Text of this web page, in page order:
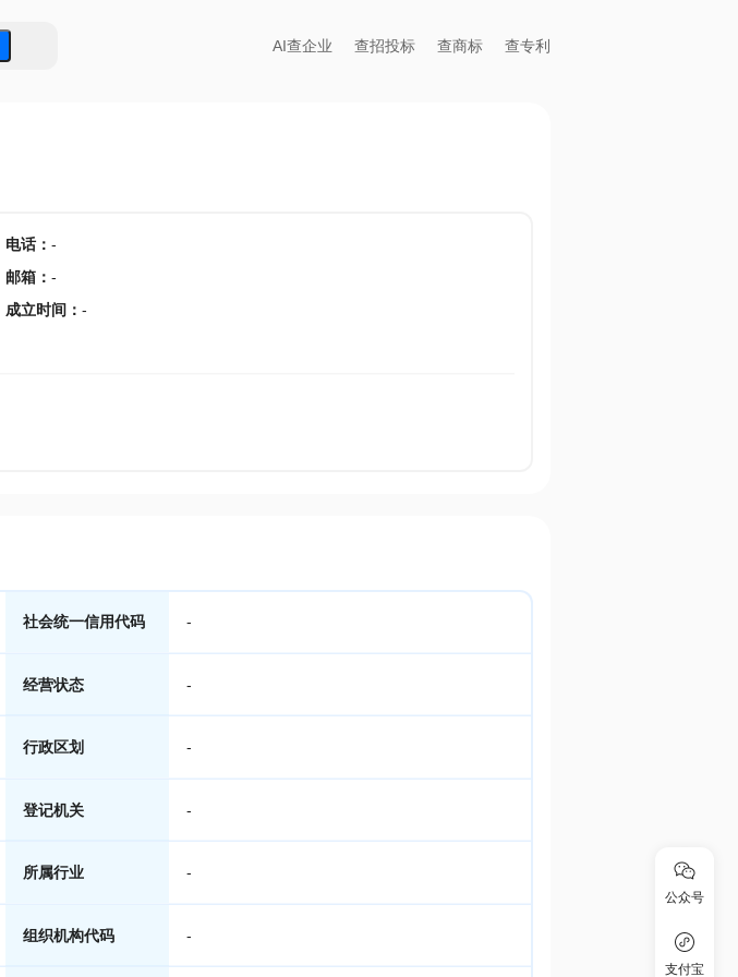
AI查企业 查招投标 查商标 查专利
电话： -
邮箱 ： -
成立时间 ： -
社会统一信用代码 -
经营状态 -
行政区划 -
登记机关 -
所属行业 -
组织机构代码 -
公众号
支付宝